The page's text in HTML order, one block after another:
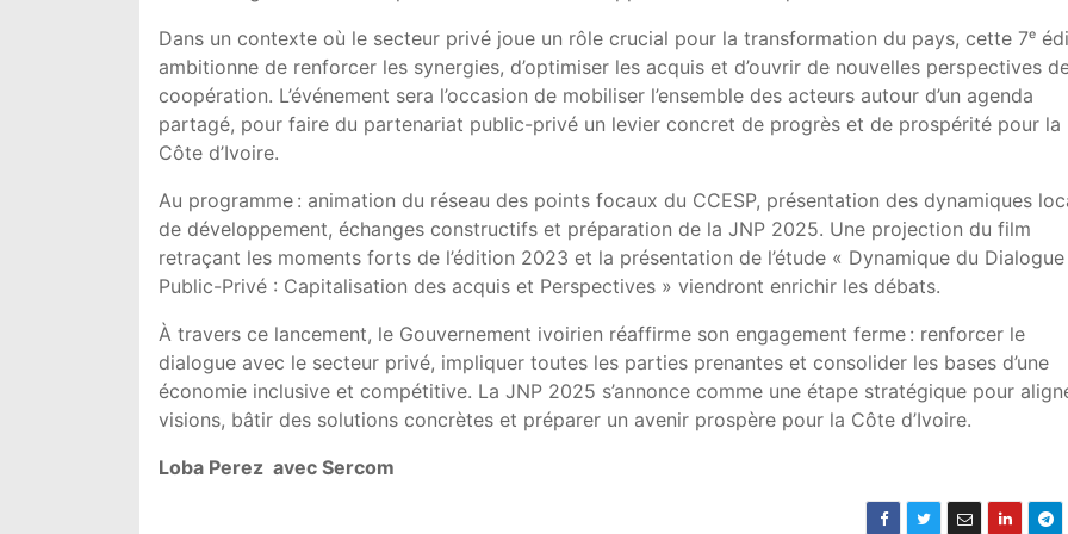
Dans un contexte où le secteur privé joue un rôle crucial pour la transformation du pays, cette 7ᵉ
ambitionne de renforcer les synergies, d’optimiser les acquis et d’ouvrir de nouvelles perspectives
coopération. L’événement sera l’occasion de mobiliser l’ensemble des acteurs autour d’un agenda
partagé, pour faire du partenariat public-privé un levier concret de progrès et de prospérité pour la
Côte d’Ivoire.
Au programme : animation du réseau des points focaux du CCESP, présentation des dynamiques
de développement, échanges constructifs et préparation de la JNP 2025. Une projection du film
retraçant les moments forts de l’édition 2023 et la présentation de l’étude « Dynamique du Dialogue
Public-Privé : Capitalisation des acquis et Perspectives » viendront enrichir les débats.
À travers ce lancement, le Gouvernement ivoirien réaffirme son engagement ferme : renforcer le
dialogue avec le secteur privé, impliquer toutes les parties prenantes et consolider les bases d’une
économie inclusive et compétitive. La JNP 2025 s’annonce comme une étape stratégique pour
visions, bâtir des solutions concrètes et préparer un avenir prospère pour la Côte d’Ivoire.
Loba Perez avec Sercom